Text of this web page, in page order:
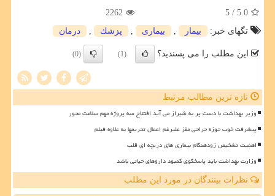
5.0
/ 5
2262
تگهای خبر:
بیمار بیماری پزشك درمان
این مطلب را می پسندید؟ (1)
(0)
تازه ترین مطالب مرتبط
وزیر بهداشت با دست پر به شیراز می آید افتتاح سه پروژه مهم سلامت محور
پیشرفت خوب حوزه جراحی مغز علیرغم اعمال تحریمها به علاوه فیلم
اهمیت تشخیص زودهنگام بیماری های دریچه ای قلب
وزارت بهداشت باید پاسخگوی کمبود داروهای حیاتی باشد
نظرات بینندگان در مورد این مطلب